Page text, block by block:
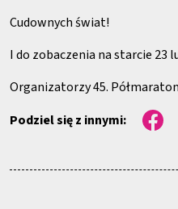
Cudownych świat!
I do zobaczenia na starcie 23
Organizatorzy 45.
Podziel się z innymi: